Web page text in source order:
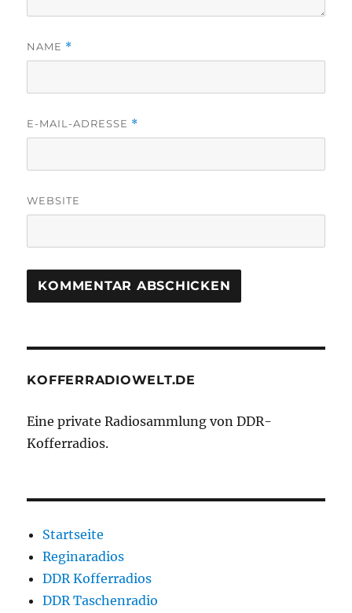
NAME *
E-MAIL-ADRESSE *
WEBSITE
KOFFERRADIOWELT.DE
Eine private Radiosammlung von DDR-
Kofferradios.
Startseite
Reginaradios
DDR Kofferradios
DDR Taschenradio